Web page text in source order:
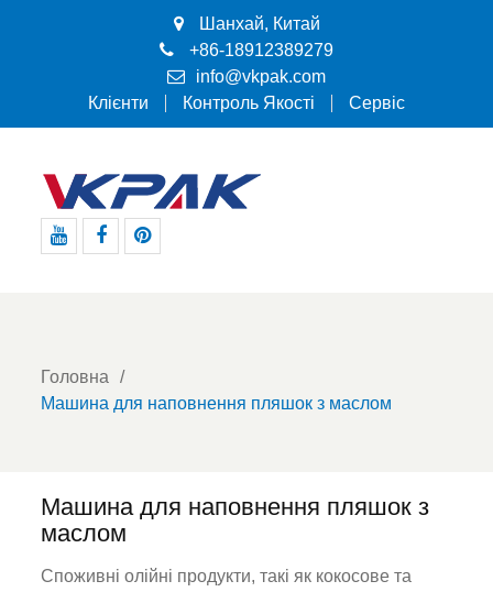
Шанхай, Китай
+86-18912389279
info@vkpak.com
Клієнти
Контроль Якості Сервіс
Головна
Машина для наповнення пляшок з маслом
Машина для наповнення пляшок з
маслом
Споживні олійні продукти, такі як кокосове та